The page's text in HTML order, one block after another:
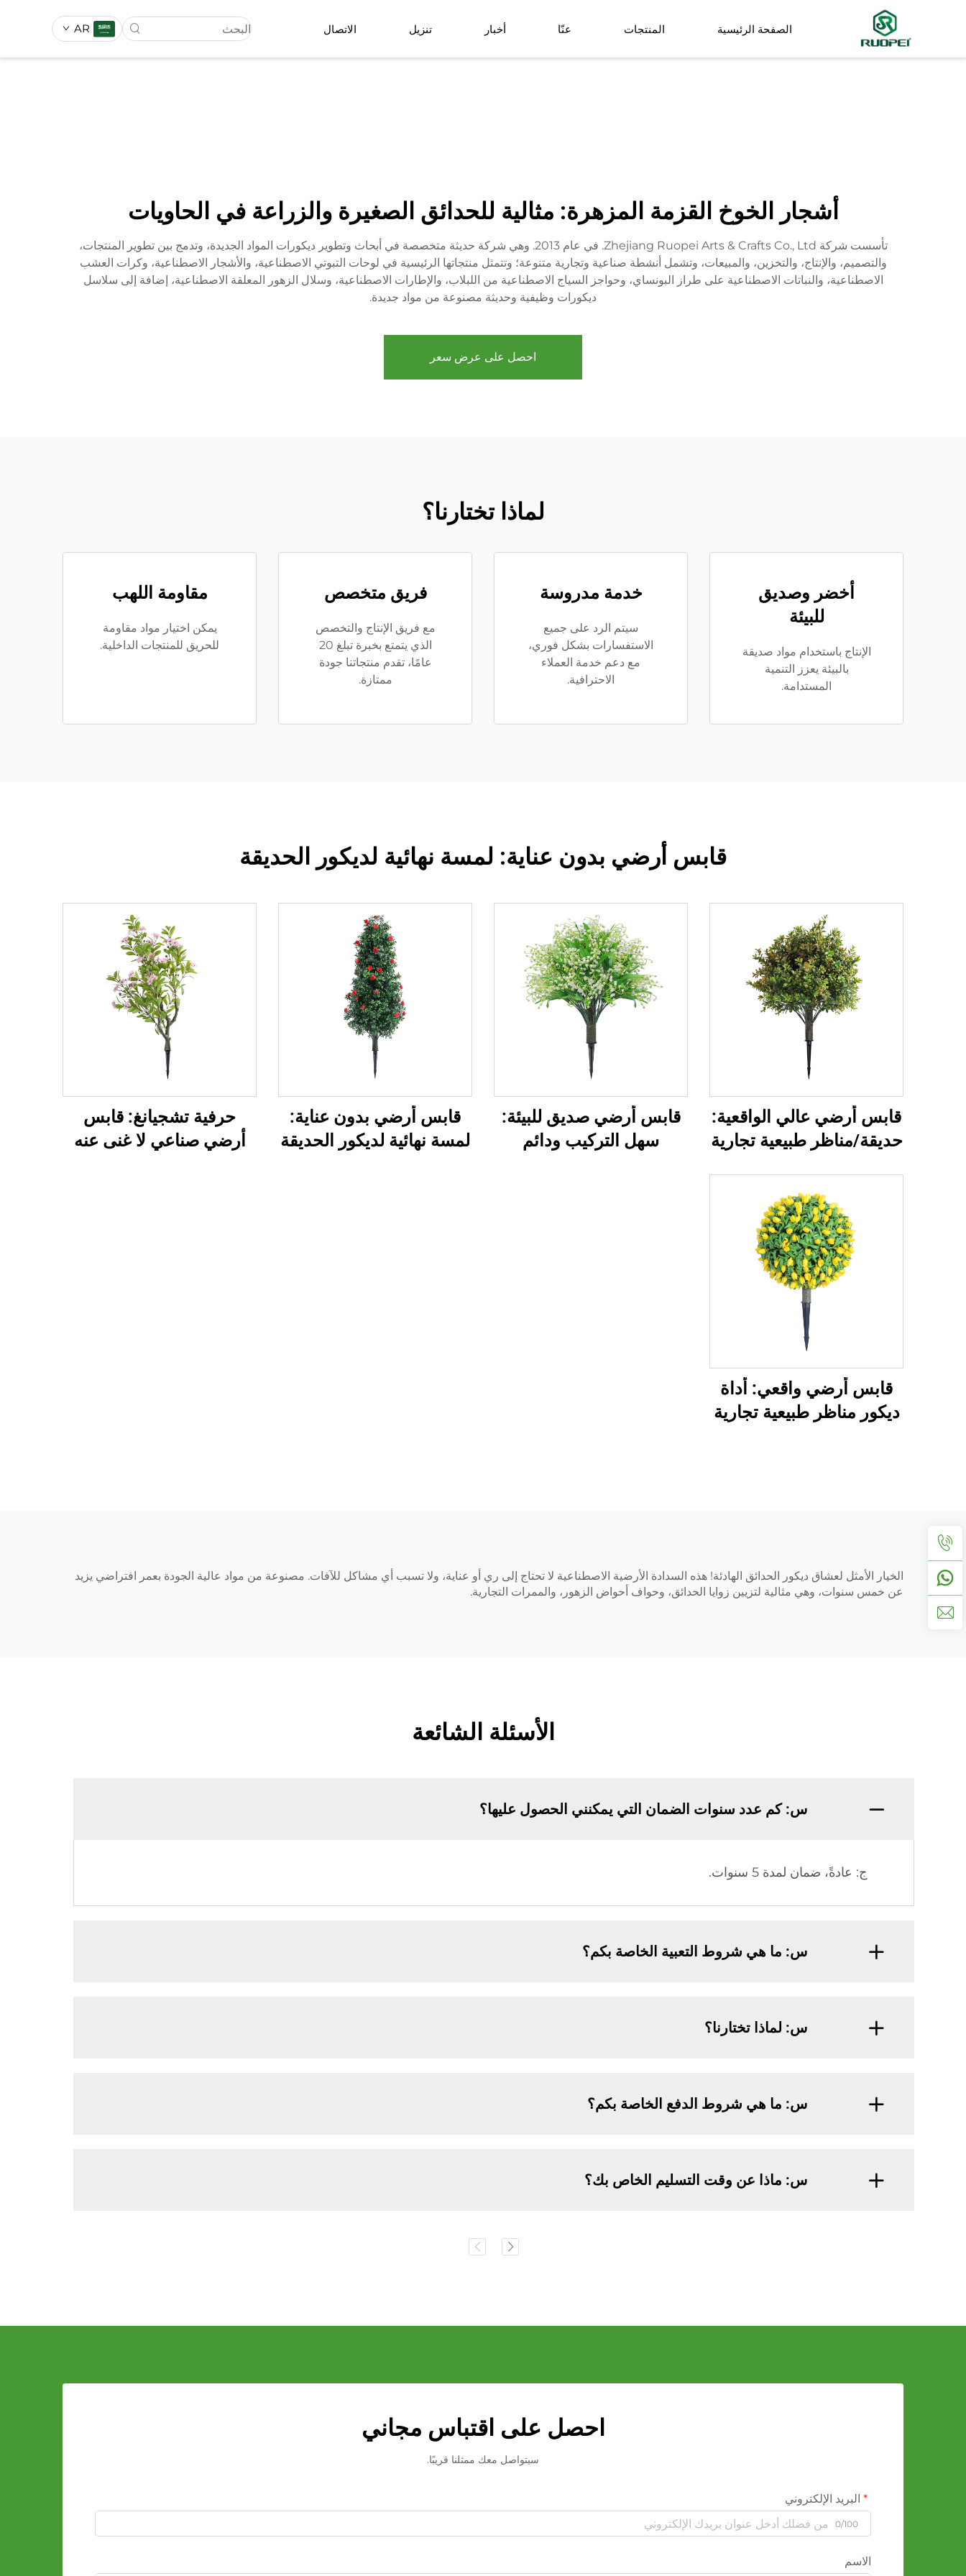
الصفحة الرئيسية المنتجات عنّا أخبار تنزيل الاتصال AR
أشجار الخوخ القزمة المزهرة: مثالية للحدائق الصغيرة والزراعة في الحاويات
تأسست شركة Zhejiang Ruopei Arts & Crafts Co., Ltd. في عام 2013. وهي شركة حديثة متخصصة في أبحاث وتطوير ديكورات المواد الجديدة، وتدمج بين تطوير المنتجات،
والتصميم، والإنتاج، والتخزين، والمبيعات، وتشمل أنشطة صناعية وتجارية متنوعة؛ وتتمثل منتجاتها الرئيسية في لوحات التبوتي الاصطناعية، والأشجار الاصطناعية، وكرات العشب
الاصطناعية، والنباتات الاصطناعية على طراز البونساي، وحواجز السياج الاصطناعية من اللبلاب، والإطارات الاصطناعية، وسلال الزهور المعلقة الاصطناعية، إضافة إلى سلاسل
ديكورات وظيفية وحديثة مصنوعة من مواد جديدة.
احصل على عرض سعر
لماذا تختارنا؟
أخضر وصديق
للبيئة
الإنتاج باستخدام مواد صديقة
بالبيئة يعزز التنمية
المستدامة.
خدمة مدروسة
سيتم الرد على جميع
الاستفسارات بشكل فوري،
مع دعم خدمة العملاء
الاحترافية.
فريق متخصص
مع فريق الإنتاج والتخصص
الذي يتمتع بخبرة تبلغ 20
عامًا، تقدم منتجاتنا جودة
ممتازة.
مقاومة اللهب
يمكن اختيار مواد مقاومة
للحريق للمنتجات الداخلية.
قابس أرضي بدون عناية: لمسة نهائية لديكور الحديقة
قابس أرضي عالي الواقعية:
حديقة/مناظر طبيعية تجارية
قابس أرضي صديق للبيئة:
سهل التركيب ودائم
قابس أرضي بدون عناية:
لمسة نهائية لديكور الحديقة
حرفية تشجيانغ: قابس
أرضي صناعي لا غنى عنه
قابس أرضي واقعي: أداة
ديكور مناظر طبيعية تجارية
الخيار الأمثل لعشاق ديكور الحدائق الهادئة! هذه السدادة الأرضية الاصطناعية لا تحتاج إلى ري أو عناية، ولا تسبب أي مشاكل للآفات. مصنوعة من مواد عالية الجودة بعمر افتراضي يزيد
عن خمس سنوات، وهي مثالية لتزيين زوايا الحدائق، وحواف أحواض الزهور، والممرات التجارية.
الأسئلة الشائعة
س: كم عدد سنوات الضمان التي يمكنني الحصول عليها؟
ج: عادةً، ضمان لمدة 5 سنوات.
س: ما هي شروط التعبية الخاصة بكم؟
س: لماذا تختارنا؟
س: ما هي شروط الدفع الخاصة بكم؟
س: ماذا عن وقت التسليم الخاص بك؟
احصل على اقتباس مجاني
سيتواصل معك ممثلنا قريبًا.
البريد الإلكتروني
0/100
الاسم